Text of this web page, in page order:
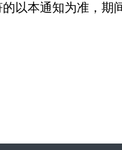
以本通知为准 ， 期